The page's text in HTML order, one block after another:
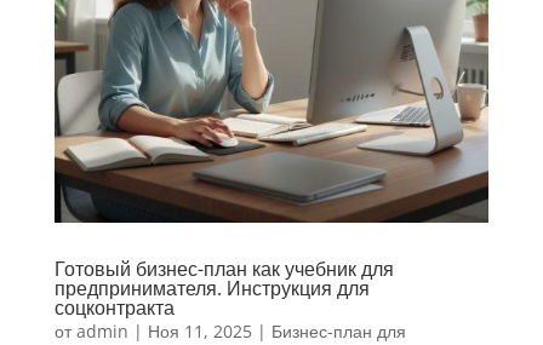
Готовый бизнес-план как учебник для
предпринимателя. Инструкция для
соцконтракта
отadmin | Ноя 11, 2025| Бизнес-план для